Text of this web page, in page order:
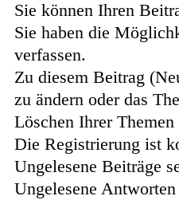
Sie können Ihren
Sie haben die
verfassen.
Zu diesem Beitrag
zu ändern oder das
Löschen Ihrer
Die Registrierung ist
Ungelesene Beiträge
Ungelesene